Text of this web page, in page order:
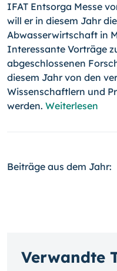
IFAT Entsorga Messe
will er in diesem Jahr
Abwasserwirtschaft in
Interessante Vorträge
abgeschlossenen
diesem Jahr von den
Wissenschaftlern und
werden. Weiterlesen
Beiträge aus dem Jahr:
Verwandte